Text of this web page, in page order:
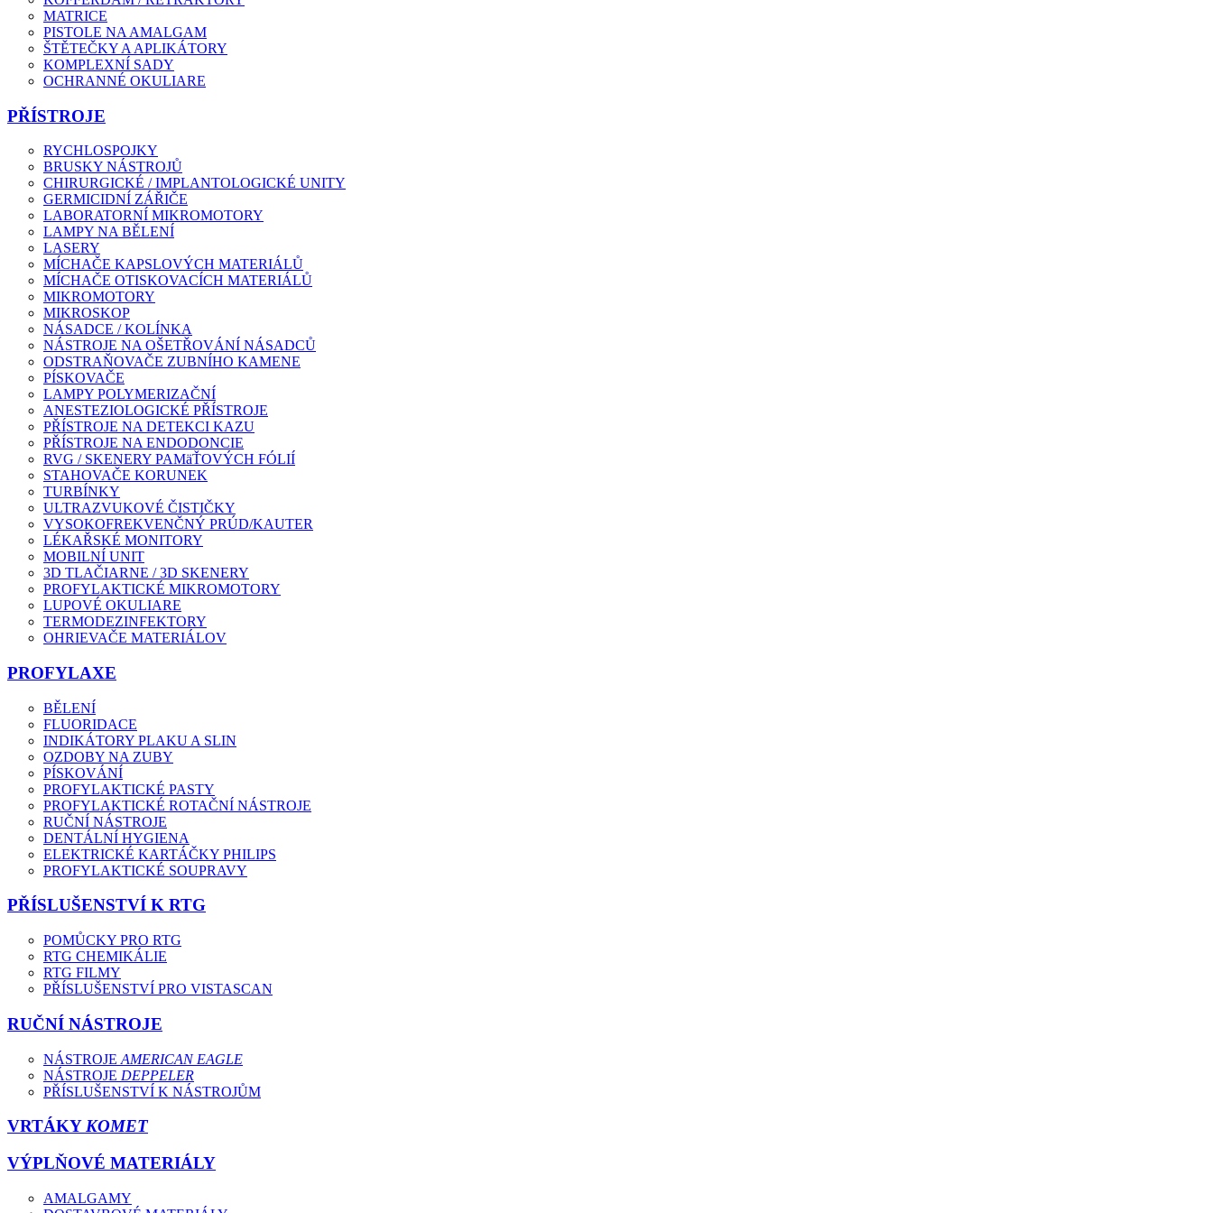
MATRICE
PISTOLE NA AMALGAM
ŠTĚTEČKY A APLIKÁTORY
KOMPLEXNÍ SADY
OCHRANNÉ OKULIARE
PŘÍSTROJE
RYCHLOSPOJKY
BRUSKY NÁSTROJŮ
CHIRURGICKÉ / IMPLANTOLOGICKÉ UNITY
GERMICIDNÍ ZÁŘIČE
LABORATORNÍ MIKROMOTORY
LAMPY NA BĚLENÍ
LASERY
MÍCHAČE KAPSLOVÝCH MATERIÁLŮ
MÍCHAČE OTISKOVACÍCH MATERIÁLŮ
MIKROMOTORY
MIKROSKOP
NÁSADCE / KOLÍNKA
NÁSTROJE NA OŠETŘOVÁNÍ NÁSADCŮ
ODSTRAŇOVAČE ZUBNÍHO KAMENE
PÍSKOVAČE
LAMPY POLYMERIZAČNÍ
ANESTEZIOLOGICKÉ PŘÍSTROJE
PŘÍSTROJE NA DETEKCI KAZU
PŘÍSTROJE NA ENDODONCIE
RVG / SKENERY PAMäŤOVÝCH FÓLIÍ
STAHOVAČE KORUNEK
TURBÍNKY
ULTRAZVUKOVÉ ČISTIČKY
VYSOKOFREKVENČNÝ PRÚD/KAUTER
LÉKAŘSKÉ MONITORY
MOBILNÍ UNIT
3D TLAČIARNE / 3D SKENERY
PROFYLAKTICKÉ MIKROMOTORY
LUPOVÉ OKULIARE
TERMODEZINFEKTORY
OHRIEVAČE MATERIÁLOV
PROFYLAXE
BĚLENÍ
FLUORIDACE
INDIKÁTORY PLAKU A SLIN
OZDOBY NA ZUBY
PÍSKOVÁNÍ
PROFYLAKTICKÉ PASTY
PROFYLAKTICKÉ ROTAČNÍ NÁSTROJE
RUČNÍ NÁSTROJE
DENTÁLNÍ HYGIENA
ELEKTRICKÉ KARTÁČKY PHILIPS
PROFYLAKTICKÉ SOUPRAVY
PŘÍSLUŠENSTVÍ K RTG
POMŮCKY PRO RTG
RTG CHEMIKÁLIE
RTG FILMY
PŘÍSLUŠENSTVÍ PRO VISTASCAN
RUČNÍ NÁSTROJE
NÁSTROJE AMERICAN EAGLE
NÁSTROJE DEPPELER
PŘÍSLUŠENSTVÍ K NÁSTROJŮM
VRTÁKYKOMET
VÝPLŇOVÉ MATERIÁLY
AMALGAMY